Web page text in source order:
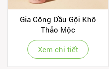
Gia Công Dầu Gội Khô
Thảo Mộc
Xem chi tiết